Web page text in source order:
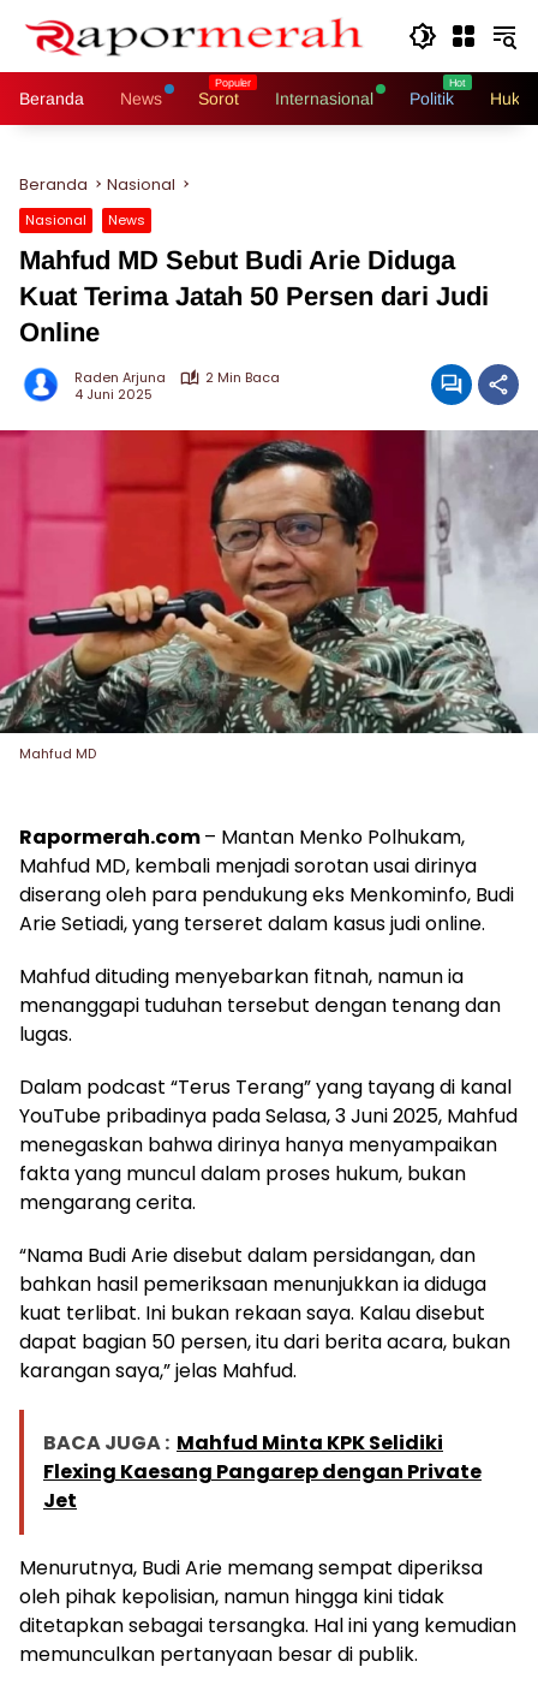
Beranda News Sorot Internasional Politik
Beranda Nasional
Nasional News
Mahfud MD Sebut Budi Arie Diduga
Kuat Terima Jatah 50 Persen dari Judi
Online
Raden Arjuna
2 Min Baca
4 Juni 2025
Mahfud MD
Rapormerah.com– Mantan Menko Polhukam,
Mahfud MD, kembali menjadi sorotan usai dirinya
diserang oleh para pendukung eks Menkominfo, Budi
Arie Setiadi, yang terseret dalam kasus judi online.
Mahfud dituding menyebarkan fitnah, namun ia
menanggapi tuduhan tersebut dengan tenang dan
lugas.
Dalam podcast “Terus Terang” yang tayang di kanal
YouTube pribadinya pada Selasa, 3 Juni 2025, Mahfud
menegaskan bahwa dirinya hanya menyampaikan
fakta yang muncul dalam proses hukum, bukan
mengarang cerita.
“Nama Budi Arie disebut dalam persidangan, dan
bahkan hasil pemeriksaan menunjukkan ia diduga
kuat terlibat. Ini bukan rekaan saya. Kalau disebut
dapat bagian 50 persen, itu dari berita acara, bukan
karangan saya,” jelas Mahfud.
BACA JUGA : Mahfud Minta KPK Selidiki
Flexing Kaesang Pangarep dengan Private
Jet
Menurutnya, Budi Arie memang sempat diperiksa
oleh pihak kepolisian, namun hingga kini tidak
ditetapkan sebagai tersangka. Hal ini yang kemudian
memunculkan pertanyaan besar di publik.